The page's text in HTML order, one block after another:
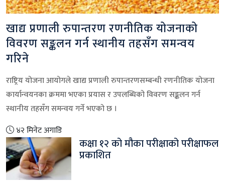
खाद्य प्रणाली रुपान्तरण रणनीतिक योजनाको
विवरण सङ्कलन गर्न स्थानीय तहसँग समन्वय
गरिने
राष्ट्रिय योजना आयोगले खाद्य प्रणाली रुपान्तरणसम्बन्धी रणनीतिक योजना
कार्यान्वयनका क्रममा भएका प्रयास र उपलब्धिको विवरण सङ्कलन गर्न
स्थानीय तहसँग समन्वय गर्ने भएको छ ।
४२ मिनेट अगाडि
कक्षा १२ को मौका परीक्षाको परीक्षाफल
प्रकाशित